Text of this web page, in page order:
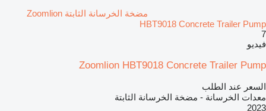
مضخة الخرسانة الثابتة Zoomlion
HBT9018 Concrete Trailer Pump
7
فيديو
Zoomlion HBT9018 Concrete Trailer Pump
السعر عند الطلب
معدات الخرسانة - مضخة الخرسانة الثابتة
2023